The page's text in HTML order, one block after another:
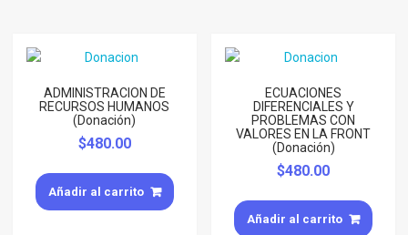
ADMINISTRACION DE
RECURSOS HUMANOS
(Donación)
$480.00
Añadir al carrito
ECUACIONES
DIFERENCIALES Y
PROBLEMAS CON
VALORES EN LA FRONT
(Donación)
$480.00
Añadir al carrito